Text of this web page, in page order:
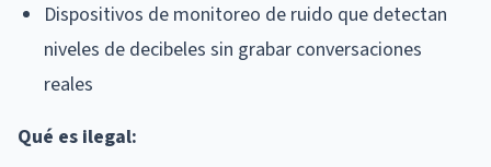
Dispositivos de monitoreo de ruido que detectan
niveles de decibeles sin grabar conversaciones
reales
Qué es ilegal: